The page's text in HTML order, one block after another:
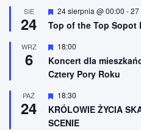
e
ż
n
o
n
e
SIE
24
W
r
ż
n
o
e
24 sierpnia @ 00:00 -27
Top of the Top Sopot
WRZ
6
W
r
ó
n
i
o
n
18:00
Koncert dla
Cztery Pory Roku
PAŹ
24
W
y
r
ó
18:30
KRÓLOWIE ŻYCIA
SCENIE